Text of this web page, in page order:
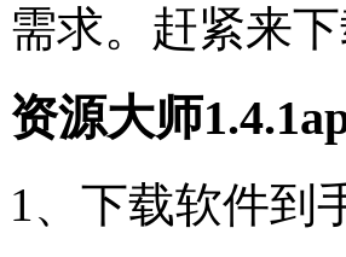
需求。赶紧来
资源大师
1、下载软件到